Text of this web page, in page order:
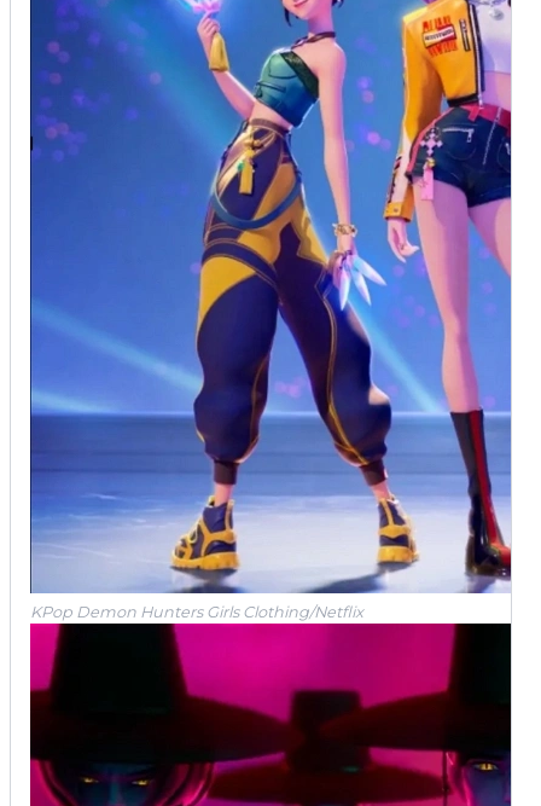
情。
使用Mew Design AI创建搞笑万
圣节邀请函
Must-Have Accessories:This is where the
“hunter” identity shines. Think silver chains,
gothic cross pendants, glowing rune charms,
fingerless leather gloves, and intricate
harnesses. These details sell the story.
KPop Demon Hunters Girls Clothing/Netflix